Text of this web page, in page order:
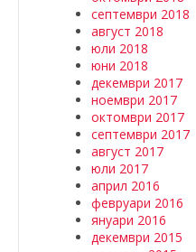
септември 2018
август 2018
юли 2018
юни 2018
декември 2017
ноември 2017
октомври 2017
септември 2017
август 2017
юли 2017
април 2016
февруари 2016
януари 2016
декември 2015